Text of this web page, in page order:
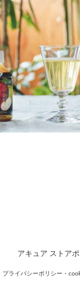
アキュア ストア
プライバシーポリシー・